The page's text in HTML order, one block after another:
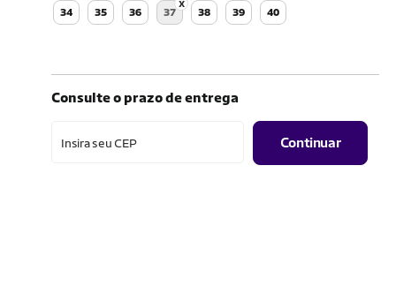
34 35 36 37 38 39 40
Consulte o prazo de entrega
Insira seu CEP Continuar